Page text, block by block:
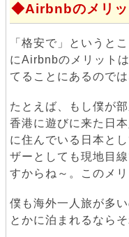
Airbnbのメリッ
「格安で」というと
にAirbnbのメリット
てることにあるので
たとえば、もし僕が部
香港に遊びに来た日
に住んでいる日本と
ザーとしても現地目
すからね～。このメ
僕も海外一人旅が多
とかに泊まれるなら